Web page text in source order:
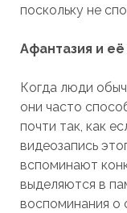
поскольку не
Афантазия и
Когда люди
они часто
почти так, как
видеозапись
вспоминают
выделяются в
воспоминания о